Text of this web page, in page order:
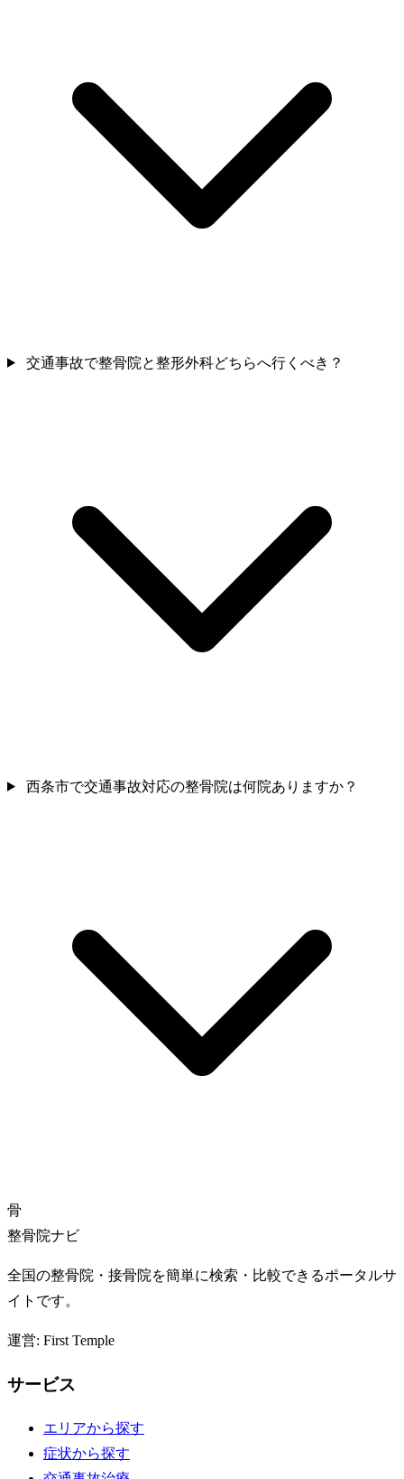
交通事故で整骨院と整形外科どちらへ行くべき？
西条市で交通事故対応の整骨院は何院ありますか？
骨
整骨院ナビ
全国の整骨院・接骨院を簡単に検索・比較できるポータルサ
イトです。
運営: First Temple
サービス
エリアから探す
症状から探す